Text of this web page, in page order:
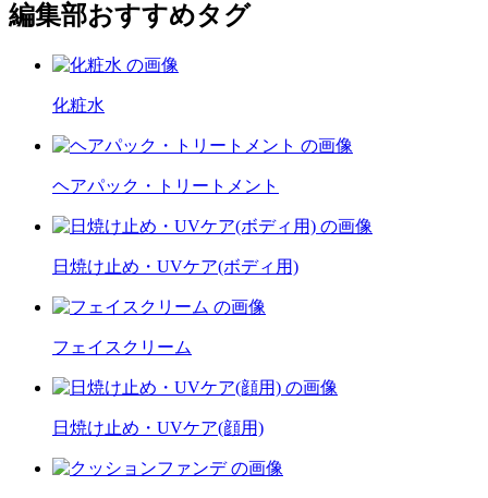
編集部おすすめタグ
化粧水
ヘアパック・トリートメント
日焼け止め・UVケア(ボディ用)
フェイスクリーム
日焼け止め・UVケア(顔用)